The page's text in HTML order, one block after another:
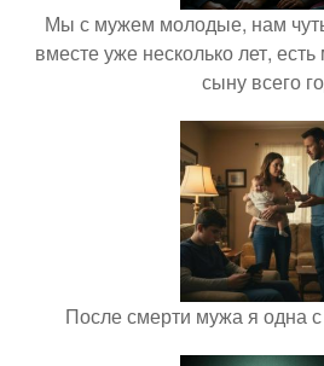
Мы с мужем молодые, нам
вместе уже несколько лет,
сыну всего
После смерти мужа я одна